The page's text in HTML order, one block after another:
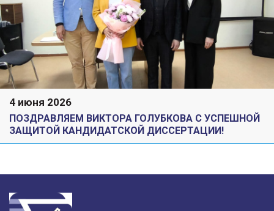
4 июня 2026
ПОЗДРАВЛЯЕМ ВИКТОРА ГОЛУБКОВА С УСПЕШНОЙ
ЗАЩИТОЙ КАНДИДАТСКОЙ ДИССЕРТАЦИИ!